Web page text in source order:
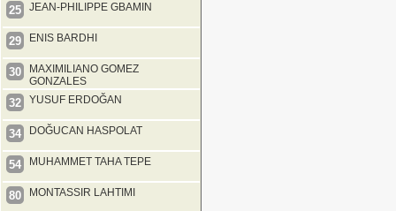
25 JEAN-PHILIPPE GBAMIN
29 ENIS BARDHI
30
MAXIMILIANO GOMEZ
GONZALES
32 YUSUF ERDOĞAN
34 DOĞUCAN HASPOLAT
54 MUHAMMET TAHA TEPE
80 MONTASSIR LAHTIMI